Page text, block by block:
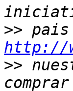
>>
http://
>>